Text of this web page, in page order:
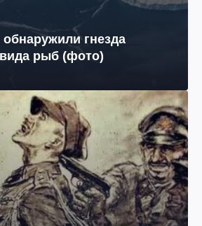
обнаружили гнезда
рыб (фото)